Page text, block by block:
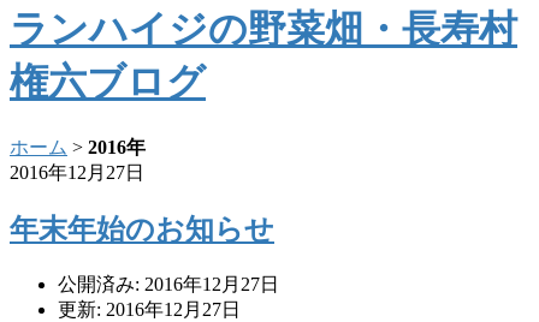
ランハイジの野菜畑・長寿村
権六ブログ
ホーム > 2016年
2016年12月27日
年末年始のお知らせ
公開済み: 2016年12月27日
更新: 2016年12月27日